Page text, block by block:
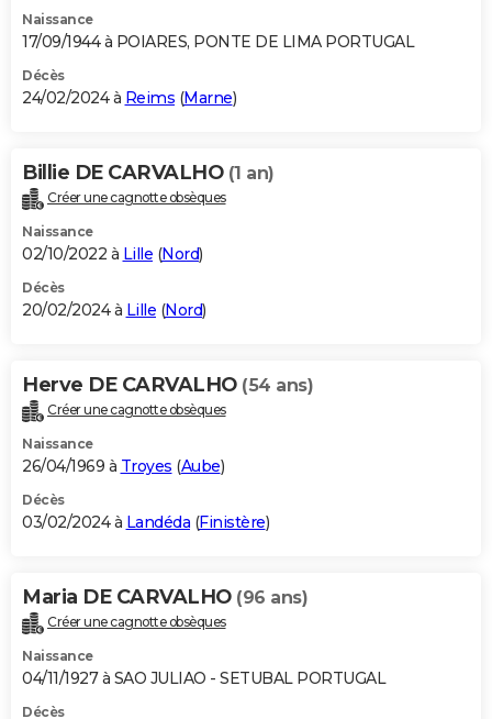
Naissance
17/09/1944 à POIARES, PONTE DE LIMA PORTUGAL
Décès
24/02/2024 à Reims (Marne)
Billie DE CARVALHO (1 an)
Créer une cagnotte obsèques
Naissance
02/10/2022 à Lille (Nord)
Décès
20/02/2024 à Lille (Nord)
Herve DE CARVALHO (54 ans)
Créer une cagnotte obsèques
Naissance
26/04/1969 à Troyes (Aube)
Décès
03/02/2024 à Landéda (Finistère)
Maria DE CARVALHO (96 ans)
Créer une cagnotte obsèques
Naissance
04/11/1927 à SAO JULIAO - SETUBAL PORTUGAL
Décès